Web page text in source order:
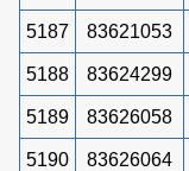
5187 83621053
5188 83624299
5189 83626058
5190 83626064